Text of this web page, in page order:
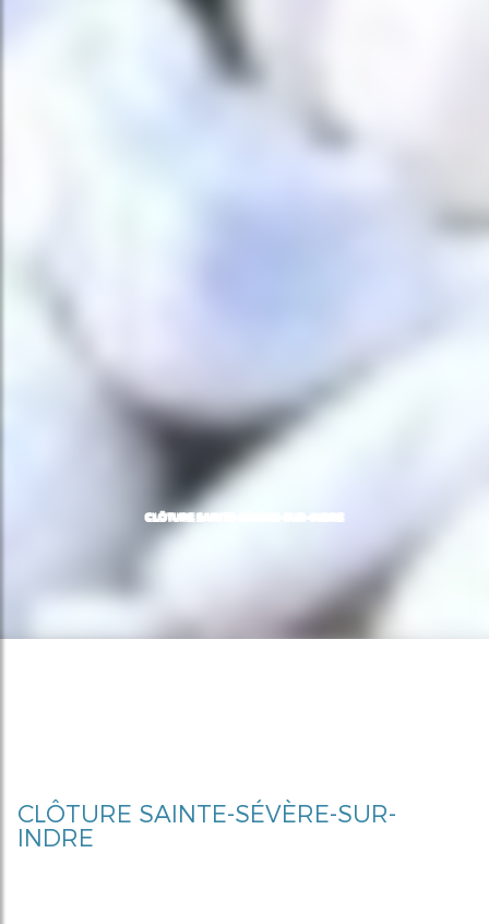
CLÔTURE SAINTE-SÉVÈRE-SUR-INDRE
CLÔTURE SAINTE-SÉVÈRE-SUR-
INDRE